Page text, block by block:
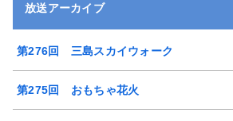
放送アーカイブ
第276回 三島スカイウォーク
第275回 おもちゃ花火